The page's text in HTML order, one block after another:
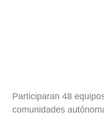
Participaran 48
comunidades